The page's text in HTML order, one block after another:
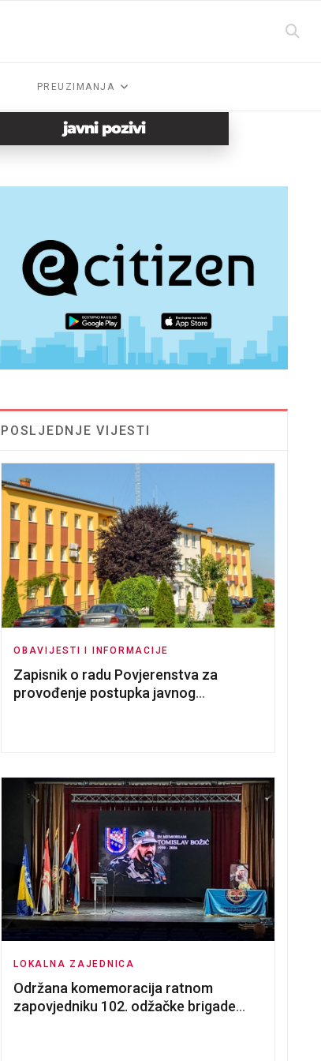
PREUZIMANJA
javni pozivi
POSLJEDNJE VIJESTI
OBAVIJESTI I INFORMACIJE
Zapisnik o radu Povjerenstva za
provođenje postupka javnog
LOKALNA ZAJEDNICA
Održana komemoracija ratnom
zapovjedniku 102. odžačke brigade